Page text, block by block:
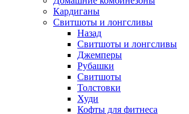
Кардиганы
Свитшоты и лонгсливы
Назад
Свитшоты и лонгсливы
Джемперы
Рубашки
Свитшоты
Толстовки
Худи
Кофты для фитнеса